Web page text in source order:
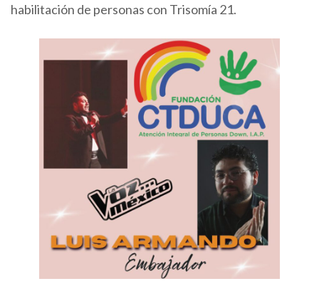
habilitación de personas con Trisomía 21.